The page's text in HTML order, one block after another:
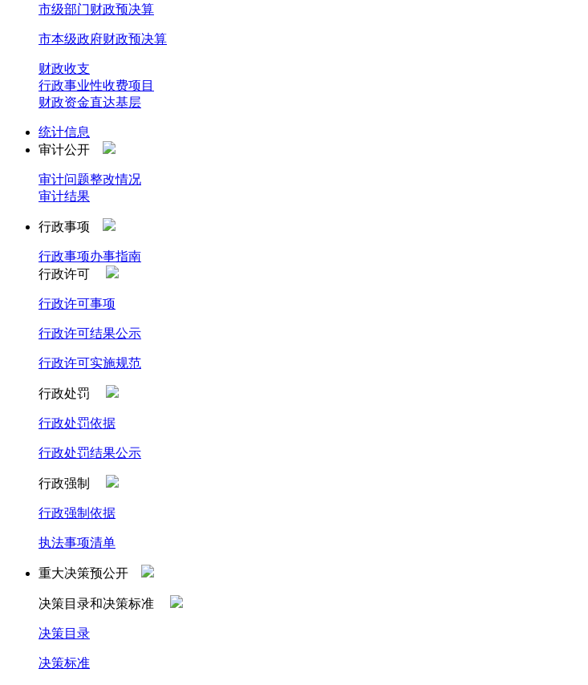
市级部门财政预决算
市本级政府财政预决算
财政收支
行政事业性收费项目
财政资金直达基层
统计信息
审计公开
审计问题整改情况
审计结果
行政事项
行政事项办事指南
行政许可
行政许可事项
行政许可结果公示
行政许可实施规范
行政处罚
行政处罚依据
行政处罚结果公示
行政强制
行政强制依据
执法事项清单
重大决策预公开
决策目录和决策标准
决策目录
决策标准